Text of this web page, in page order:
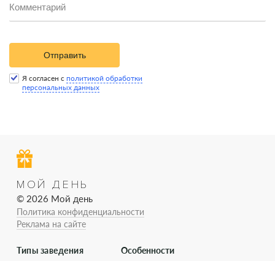
Отправить
Я согласен с политикой обработки
персональных данных
МОЙ ДЕНЬ
© 2026 Мой день
Политика конфиденциальности
Реклама на сайте
Типы заведения Особенности